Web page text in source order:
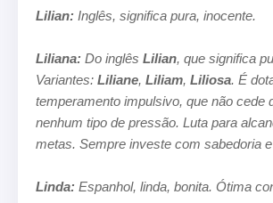
Lilian: Inglês, significa pura, inocente.
Liliana: Do inglês Lilian, que significa
Variantes: Liliane, Liliam, Liliosa. É
temperamento impulsivo, que não cede
nenhum tipo de pressão. Luta para
metas. Sempre investe com sabedoria e
Linda: Espanhol, linda, bonita. Ótima